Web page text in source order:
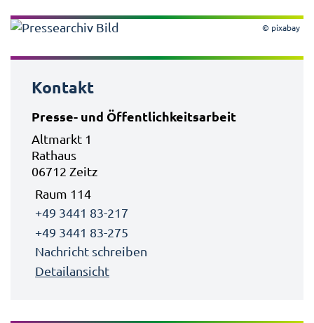
© pixabay
Kontakt
Presse- und Öffentlichkeitsarbeit
Altmarkt 1
Rathaus
06712 Zeitz
Raum 114
+49 3441 83-217
+49 3441 83-275
Nachricht schreiben
Detailansicht